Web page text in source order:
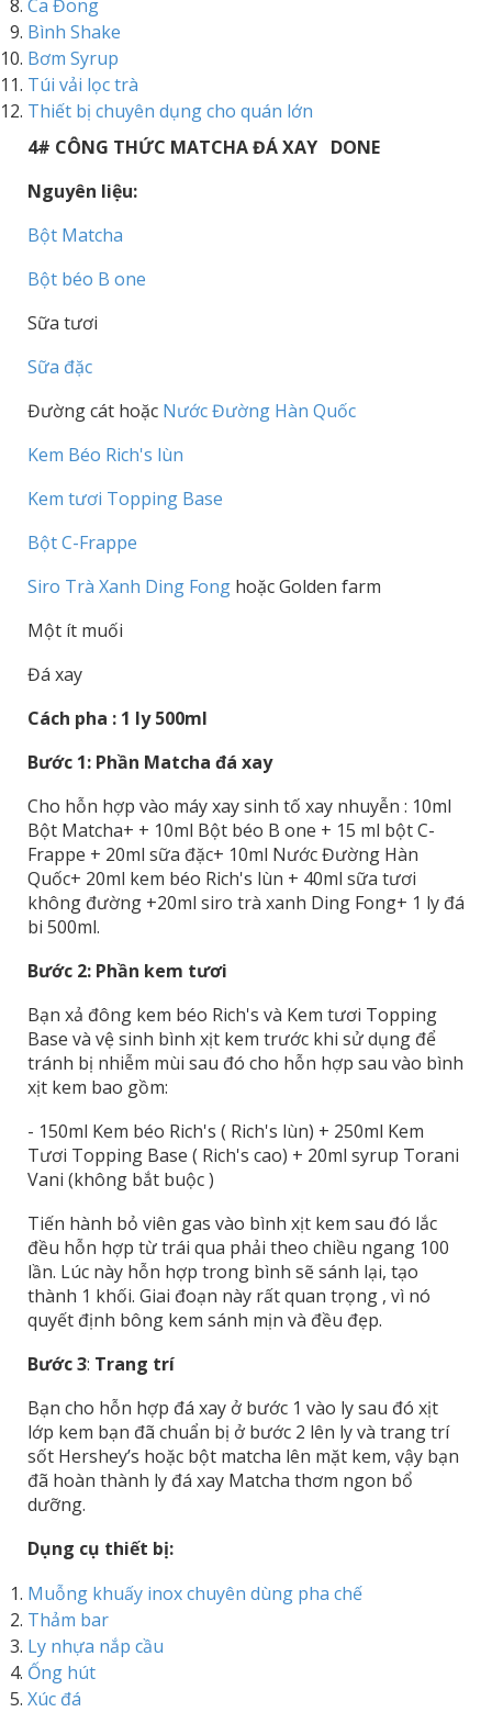
Ca Đong
Bình Shake
Bơm Syrup
Túi vải lọc trà
Thiết bị chuyên dụng cho quán lớn
4# CÔNG THỨC MATCHA ĐÁ XAY DONE
Nguyên liệu:
Bột Matcha
Bột béo B one
Sữa tươi
Sữa đặc
Đường cát hoặc Nước Đường Hàn Quốc
Kem Béo Rich's lùn
Kem tươi Topping Base
Bột C-Frappe
Siro Trà Xanh Ding Fong hoặc Golden farm
Một ít muối
Đá xay
Cách pha : 1 ly 500ml
Bước 1: Phần Matcha đá xay
Cho hỗn hợp vào máy xay sinh tố xay nhuyễn : 10ml
Bột Matcha+ + 10ml Bột béo B one + 15 ml bột C-
Frappe + 20ml sữa đặc+ 10ml Nước Đường Hàn
Quốc+ 20ml kem béo Rich's lùn + 40ml sữa tươi
không đường +20ml siro trà xanh Ding Fong+ 1 ly đá
bi 500ml.
Bước 2: Phần kem tươi
Bạn xả đông kem béo Rich's và Kem tươi Topping
Base và vệ sinh bình xịt kem trước khi sử dụng để
tránh bị nhiễm mùi sau đó cho hỗn hợp sau vào bình
xịt kem bao gồm:
- 150ml Kem béo Rich's ( Rich's lùn) + 250ml Kem
Tươi Topping Base ( Rich's cao) + 20ml syrup Torani
Vani (không bắt buộc )
Tiến hành bỏ viên gas vào bình xịt kem sau đó lắc
đều hỗn hợp từ trái qua phải theo chiều ngang 100
lần. Lúc này hỗn hợp trong bình sẽ sánh lại, tạo
thành 1 khối. Giai đoạn này rất quan trọng , vì nó
quyết định bông kem sánh mịn và đều đẹp.
Bước 3: Trang trí
Bạn cho hỗn hợp đá xay ở bước 1 vào ly sau đó xịt
lớp kem bạn đã chuẩn bị ở bước 2 lên ly và trang trí
sốt Hershey’s hoặc bột matcha lên mặt kem, vậy bạn
đã hoàn thành ly đá xay Matcha thơm ngon bổ
dưỡng.
Dụng cụ thiết bị:
Muỗng khuấy inox chuyên dùng pha chế
Thảm bar
Ly nhựa nắp cầu
Ống hút
Xúc đá